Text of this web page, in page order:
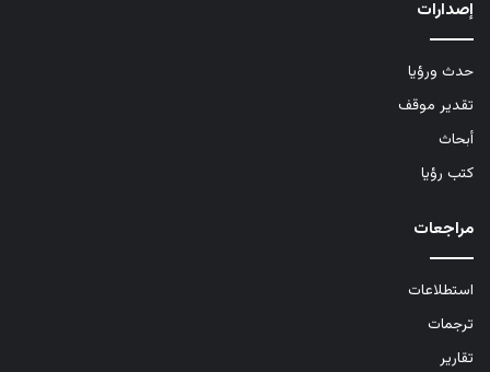
إصدارات
حدث ورؤيا
تقدير موقف
أبحاث
كتب رؤيا
مراجعات
استطلاعات
ترجمات
تقارير